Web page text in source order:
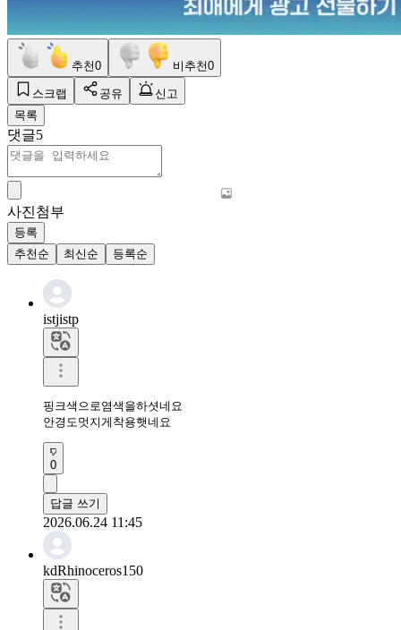
추천0 비추천0
스크랩 공유
신고
목록
댓글5
사진첨부
등록
추천순
최신순 등록순
istjistp
핑크색으로염색을하셧네요
안경도멋지게착용햇네요
0
답글 쓰기
2026.06.24 11:45
kdRhinoceros150